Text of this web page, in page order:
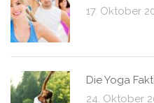
17. Oktober
Die Yoga
24. Oktober